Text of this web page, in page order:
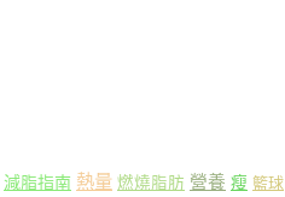
減脂指南 熱量 燃燒脂肪 營養 瘦 籃球